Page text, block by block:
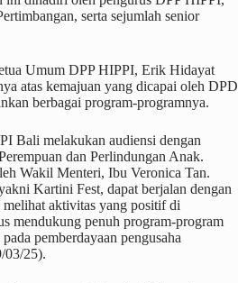
serta sejumlah senior
Umum DPP HIPPI, Erik Hidayat
atas kemajuan yang dicapai oleh DPD
berbagai program-programnya.
Bali melakukan audiensi dengan
dan Perlindungan Anak.
Wakil Menteri, Ibu Veronica Tan.
Kartini Fest, dapat berjalan dengan
aktivitas yang positif di
mendukung penuh program-program
pemberdayaan pengusaha
03/25).